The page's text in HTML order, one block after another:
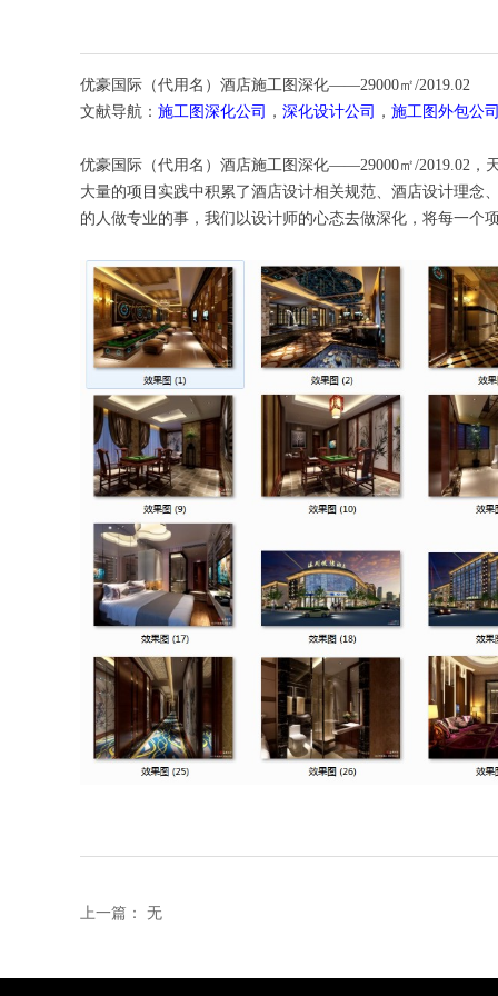
优豪国际（代用名）酒店施工图深化——29000㎡/2019.02
文献导航： 施工图深化公司 ， 深化设计公司 ， 施工图外包公
优豪国际（代用名）酒店施工图深化——29000㎡/2019.02，
大量的项目实践中积累了酒店设计相关规范、酒店设计理念
的人做专业的事，我们以设计师的心态去做深化，将每一个
上一篇： 无